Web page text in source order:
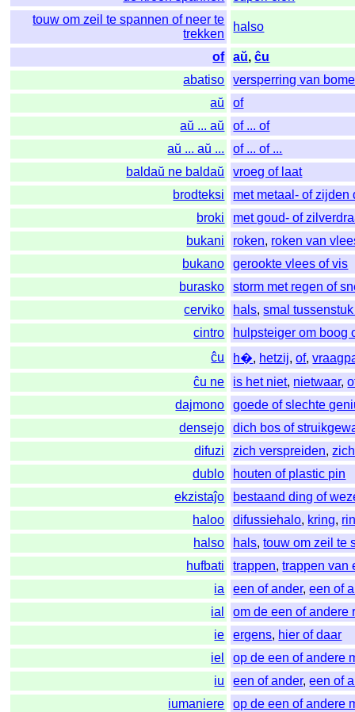
touw om zeil te spannen of neer te
trekken
halso
of aŭ,ĉu
abatiso
versperring van
aŭ
of
aŭ ... aŭ
of ... of
aŭ ... aŭ ...
of ... of ...
baldaŭ ne baldaŭ
vroeg of laat
brodteksi
met metaal- of zijden
broki
met goud- of
bukani
roken, roken van
bukano
gerookte vlees of vis
burasko
storm met regen of
cerviko
hals,smal
cintro
hulpsteiger om boog
ĉu
h�, hetzij,of,
ĉu ne
is het niet, nietwaar,
dajmono
goede of slechte
densejo
dich bos of
difuzi
zich verspreiden,
dublo
houten of plastic pin
ekzistaĵo
bestaand ding of
haloo
difussiehalo, kring,
halso
hals,touw om zeil te
hufbati
trappen,trappen van
ia
een of ander,een of
ial
om de een of andere
ie
ergens, hier of daar
iel
op de een of andere
iu
een of ander,een of
iumaniere
op de een of andere